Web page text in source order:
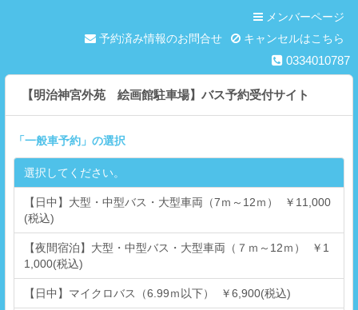
メンバーページ
予約済み情報のお問合せ
キャンセルはこちら
0334010787
【明治神宮外苑 絵画館駐車場】バス予約受付サイト
「 一般車予約 」の選択
選択してください。
【日中】大型・中型バス・大型車両（7ｍ～12ｍ） ￥11,000
(税込)
【夜間宿泊】大型・中型バス・大型車両（７ｍ～12ｍ） ￥1
1,000(税込)
【日中】マイクロバス（6.99ｍ以下） ￥6,900(税込)